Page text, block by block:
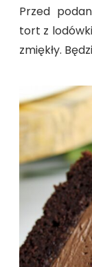
Przed
tort z
zmiękły.